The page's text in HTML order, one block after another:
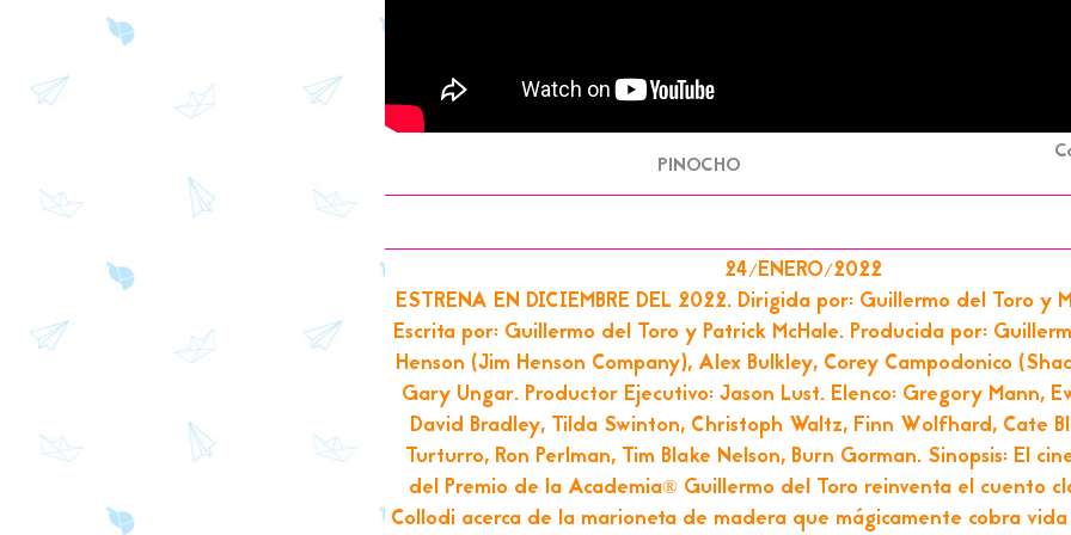
PINOCHO
24/ENERO/2022
ESTRENA EN DICIEMBRE DEL 2022. Dirigida por: Guillermo del Toro y
Escrita por: Guillermo del Toro y Patrick McHale. Producida por:
Henson (Jim Henson Company), Alex Bulkley, Corey Campodonico
Gary Ungar. Productor Ejecutivo: Jason Lust. Elenco: Gregory Mann,
David Bradley, Tilda Swinton, Christoph Waltz, Finn Wolfhard, Cate
Turturro, Ron Perlman, Tim Blake Nelson, Burn Gorman. Sinopsis: El
del Premio de la Academia® Guillermo del Toro reinventa el cuento
Collodi acerca de la marioneta de madera que mágicamente cobra